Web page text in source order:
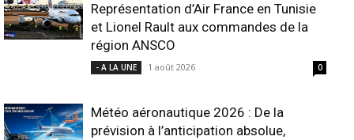
Représentation d’Air France en Tunisie
et Lionel Rault aux commandes de la
région ANSCO
- A LA UNE 1 août 2026 0
Météo aéronautique 2026 : De la
prévision à l’anticipation absolue,